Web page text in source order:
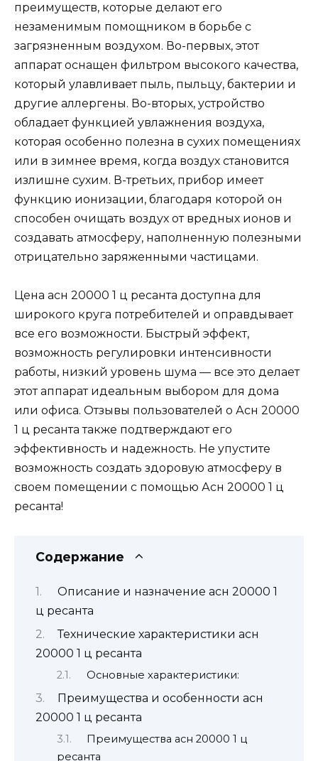
преимуществ, которые делают его
незаменимым помощником в борьбе с
загрязненным воздухом. Во-первых, этот
аппарат оснащен фильтром высокого качества,
который улавливает пыль, пыльцу, бактерии и
другие аллергены. Во-вторых, устройство
обладает функцией увлажнения воздуха,
которая особенно полезна в сухих помещениях
или в зимнее время, когда воздух становится
излишне сухим. В-третьих, прибор имеет
функцию ионизации, благодаря которой он
способен очищать воздух от вредных ионов и
создавать атмосферу, наполненную полезными
отрицательно заряженными частицами.
Цена асн 20000 1 ц ресанта доступна для
широкого круга потребителей и оправдывает
все его возможности. Быстрый эффект,
возможность регулировки интенсивности
работы, низкий уровень шума — все это делает
этот аппарат идеальным выбором для дома
или офиса. Отзывы пользователей о Асн 20000
1 ц ресанта также подтверждают его
эффективность и надежность. Не упустите
возможность создать здоровую атмосферу в
своем помещении с помощью Асн 20000 1 ц
ресанта!
Содержание
Описание и назначение асн 20000 1
ц ресанта
Технические характеристики асн
20000 1 ц ресанта
Основные характеристики:
Преимущества и особенности асн
20000 1 ц ресанта
Преимущества асн 20000 1 ц
ресанта